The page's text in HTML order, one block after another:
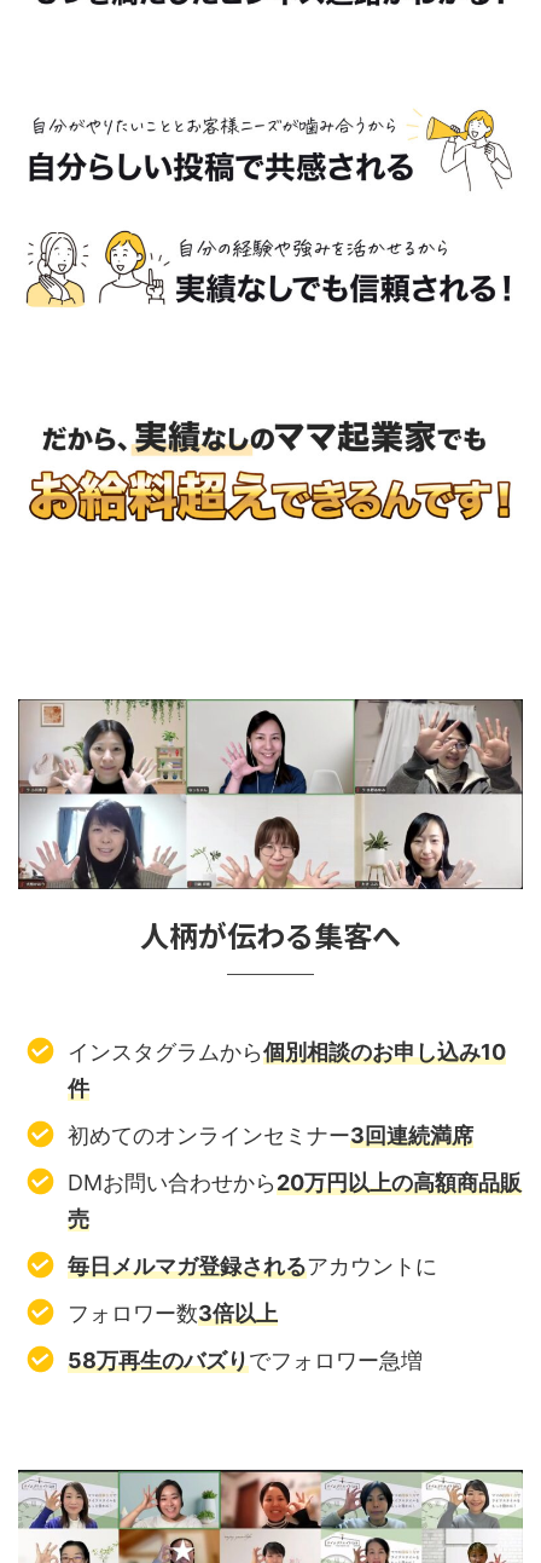
人柄が伝わる集客へ
インスタグラムから個別相談のお申し込み10
件
初めてのオンラインセミナー3回連続満席
DMお問い合わせから20万円以上の高額商品販
売
毎日メルマガ登録されるアカウントに
フォロワー数3倍以上
58万再生のバズりでフォロワー急増